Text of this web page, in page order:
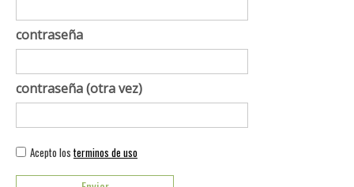
contraseña
contraseña (otra vez)
Acepto los terminos de uso